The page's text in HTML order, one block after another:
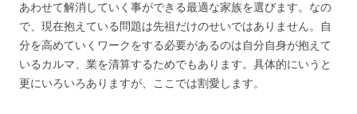
あわせて解消していく事ができる最適な家族を選びます。なの
で、現在抱えている問題は先祖だけのせいではありません。自
分を高めていくワークをする必要があるのは自分自身が抱えて
いるカルマ、業を清算するためでもあります。具体的にいうと
更にいろいろありますが、ここでは割愛します。